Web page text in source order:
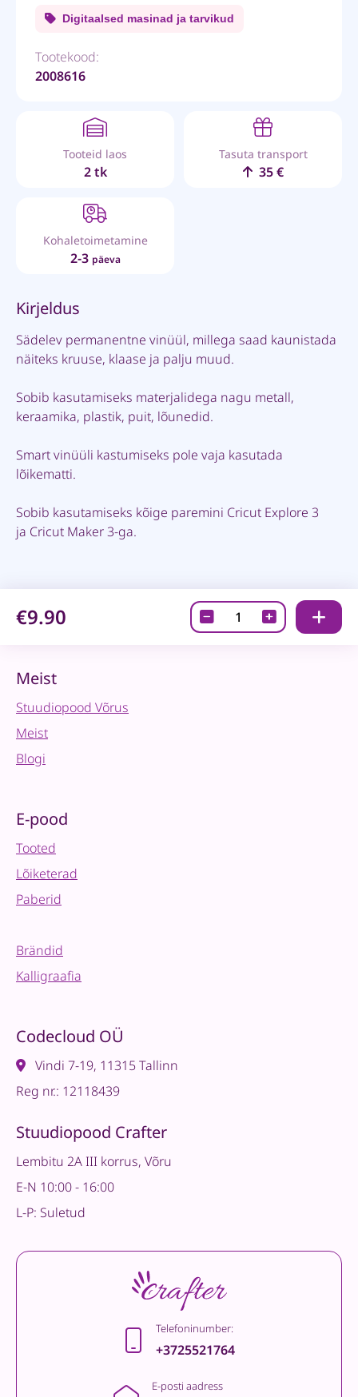
Digitaalsed masinad ja tarvikud
Tootekood:
2008616
Tooteid laos
2 tk
Tasuta transport
35 €
Kohaletoimetamine
2-3 päeva
Kirjeldus
Sädelev permanentne vinüül, millega saad kaunistada
näiteks kruuse, klaase ja palju muud.
Sobib kasutamiseks materjalidega nagu metall,
keraamika, plastik, puit, lõunedid.
Smart vinüüli kastumiseks pole vaja kasutada
lõikematti.
Sobib kasutamiseks kõige paremini Cricut Explore 3
ja Cricut Maker 3-ga.
€9.90
Cricut
Smart
Meist
Stuudiopood Võrus
Meist
Blogi
E-pood
Tooted
Lõiketerad
Paberid
Brändid
Kalligraafia
Codecloud OÜ
Vindi 7-19, 11315 Tallinn
Reg nr.: 12118439
Stuudiopood Crafter
Lembitu 2A III korrus, Võru
E-N 10:00 - 16:00
L-P: Suletud
Telefoninumber:
+3725521764
E-posti aadress